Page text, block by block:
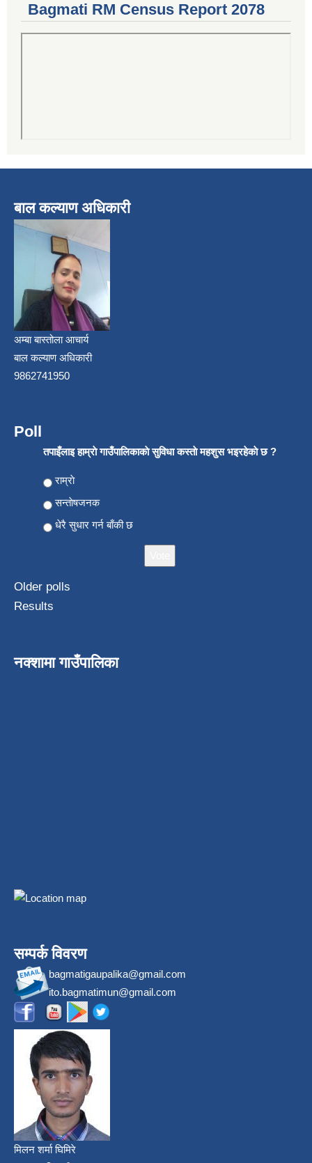
Bagmati RM Census Report 2078
बाल कल्याण अधिकारी
अम्बा बास्तोला आचार्य
बाल कल्याण अधिकारी
9862741950
Poll
तपाइँलाइ हाम्राे गाउँपालिकाकाे सुविधा कस्ताे महशुस भइरहेकाे छ ?
Choices
राम्राे
सन्ताेषजनक
धेरै सुधार गर्न बाँकी छ
Older polls
Results
नक्शामा गाउँपालिका
सम्पर्क विवरण
bagmatigaupalika@gmail.com
ito.bagmatimun@gmail.com
मिलन शर्मा घिमिरे